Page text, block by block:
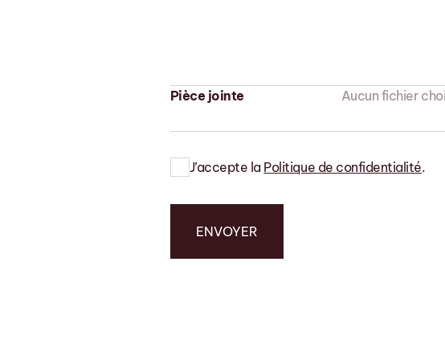
Pièce jointe Aucun fichier
J’accepte la Politique de confidentialité.
ENVOYER